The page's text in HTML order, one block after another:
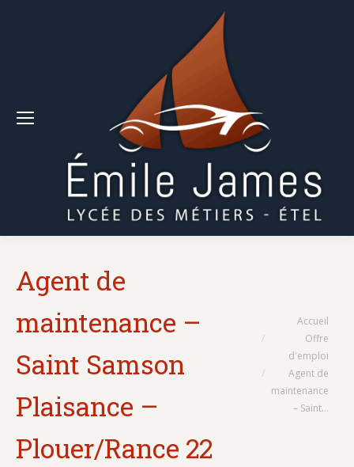
Agent de
maintenance –
Saint Samson
Plaisance –
Plouer/Rance 22
Vous êtes ici :
Accueil
Offre
d'emploi
Agent de
maintenance
– Saint…